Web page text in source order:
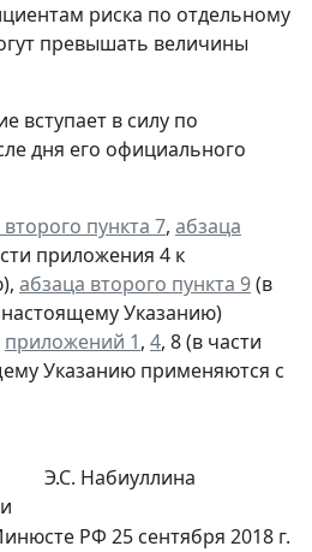
риска по отдельному
превышать величины
вступает в силу по
дня его официального
пункта 7, абзаца
приложения 4 к
абзаца второго пункта 9(в
Указанию)
приложений 1, 4, 8 (в части
Указанию применяются с
Э.С. Набиуллина
РФ 25 сентября 2018 г.